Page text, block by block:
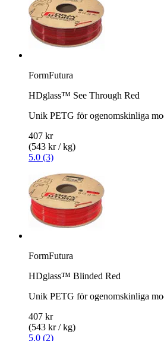
FormFutura
HDglass™ See Through Red
Unik PETG för ogenomskinliga
407 kr
(543 kr / kg)
5.0 (3)
FormFutura
HDglass™ Blinded Red
Unik PETG för ogenomskinliga
407 kr
(543 kr / kg)
5.0 (2)